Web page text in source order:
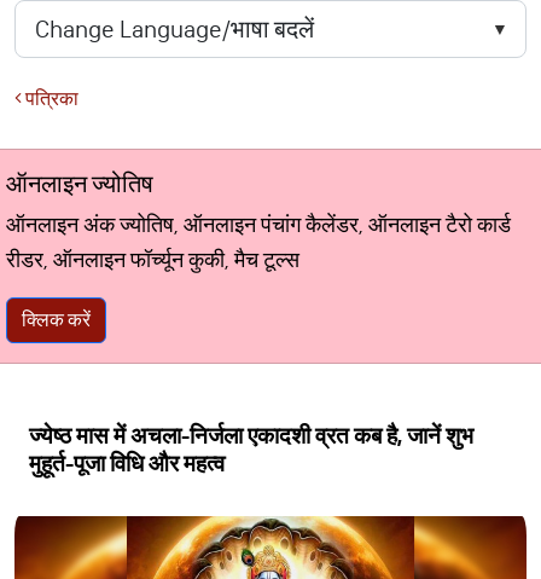
पत्रिका
ऑनलाइन ज्योतिष
ऑनलाइन अंक ज्योतिष, ऑनलाइन पंचांग कैलेंडर, ऑनलाइन टैरो कार्ड
रीडर, ऑनलाइन फॉर्च्यून कुकी, मैच टूल्स
क्लिक करें
ज्येष्ठ मास में अचला-निर्जला एकादशी व्रत कब है, जानें शुभ
मुहूर्त-पूजा विधि और महत्व